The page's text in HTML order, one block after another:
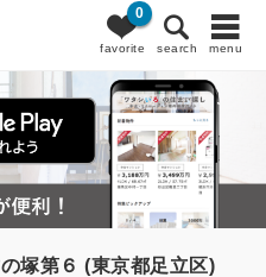
favorite
0
search menu
塚第６ (東京都足立区)